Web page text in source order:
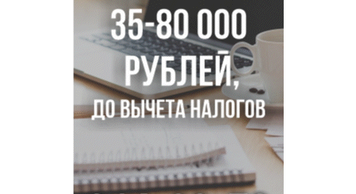
Июль-2026 вошел в топ-6 самых жарких за все время
метеонаблюдений в Новосибирске